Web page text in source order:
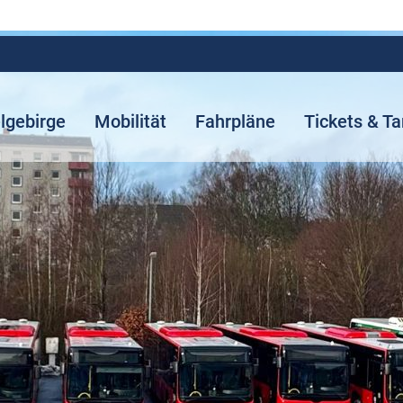
Mobilität Fahrpläne Tickets &